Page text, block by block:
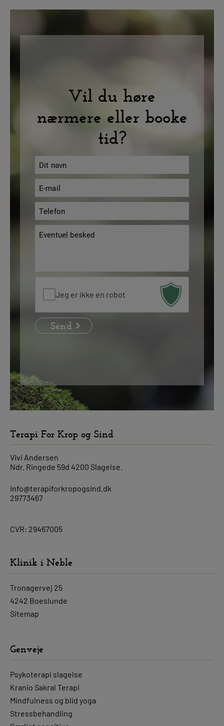
Vil du høre
nærmere eller booke
tid?
Navn
*
E-
mail
Telefon
*
Besked
Jeg er ikke en robot
Terapi For Krop og Sind
Vivi Andersen
Ndr. Ringede 59d 4200 Slagelse.
info@terapiforkropogsind.dk
29773467
CVR: 29467005
Klinik i Neble
Tronagervej 25
4242 Boeslunde
Sitemap
Genveje
Psykoterapi slagelse
Kranio Sakral Terapi
Mindfulness og blid yoga
Stressbehandling